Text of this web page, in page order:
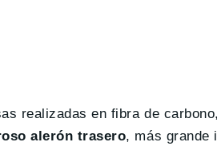
realizadas en fibra de
alerón trasero, más grande